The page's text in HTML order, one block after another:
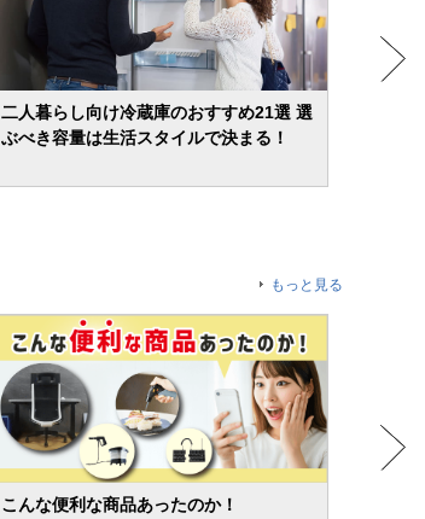
二人暮らし向け冷蔵庫のおすすめ21選 選
ぶべき容量は生活スタイルで決まる！
もっと見る
こんな便利な商品あったのか！